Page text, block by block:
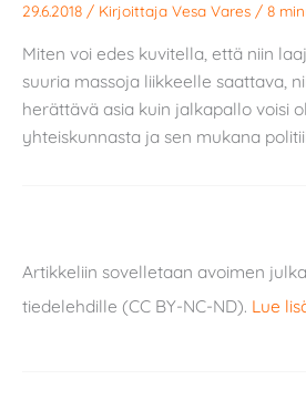
29.6.2018 / Kirjoittaja Vesa Vares / 8
Miten voi edes kuvitella, että niin
suuria massoja liikkeelle saattava,
herättävä asia kuin jalkapallo voisi
yhteiskunnasta ja sen mukana
Artikkeliin sovelletaan avoimen
tiedelehdille (CC BY-NC-ND). Lue